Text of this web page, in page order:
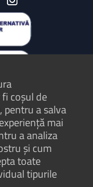
coșul de
pentru a salva
mai
a analiza
și cum
toate
tipurile